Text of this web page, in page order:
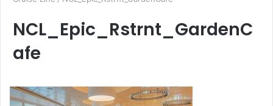
NCL_Epic_Rstrnt_GardenC
afe